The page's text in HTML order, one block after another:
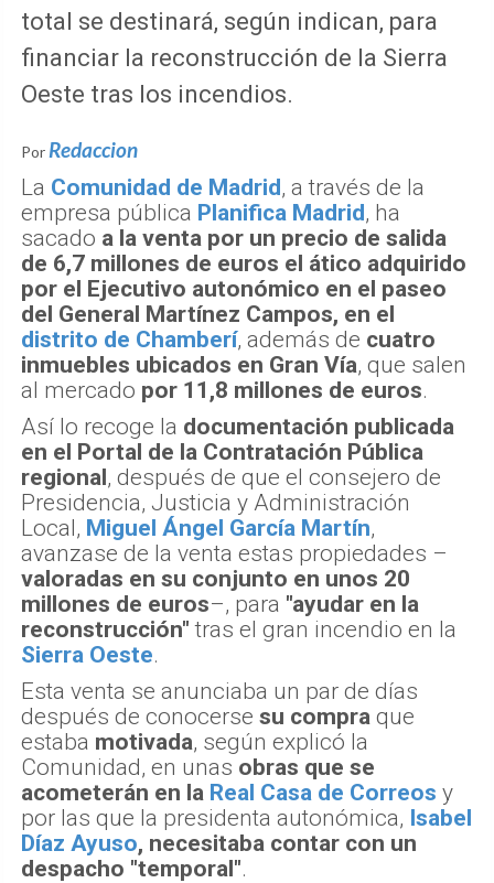
total se destinará, según indican, para
financiar la reconstrucción de la Sierra
Oeste tras los incendios.
Por Redaccion
La Comunidad de Madrid, a través de la
empresa pública Planifica Madrid, ha
sacado a la venta por un precio de salida
de 6,7 millones de euros el ático adquirido
por el Ejecutivo autonómico en el paseo
del General Martínez Campos, en el
distrito de Chamberí, además de cuatro
inmuebles ubicados en Gran Vía, que salen
al mercado por 11,8 millones de euros.
Así lo recoge la documentación publicada
en el Portal de la Contratación Pública
regional, después de que el consejero de
Presidencia, Justicia y Administración
Local, Miguel Ángel García Martín,
avanzase de la venta estas propiedades –
valoradas en su conjunto en unos 20
millones de euros–, para "ayudar en la
reconstrucción" tras el gran incendio en la
Sierra Oeste.
Esta venta se anunciaba un par de días
después de conocerse su compra que
estaba motivada, según explicó la
Comunidad, en unas obras que se
acometerán en la Real Casa de Correos y
por las que la presidenta autonómica, Isabel
Díaz Ayuso, necesitaba contar con un
despacho "temporal".